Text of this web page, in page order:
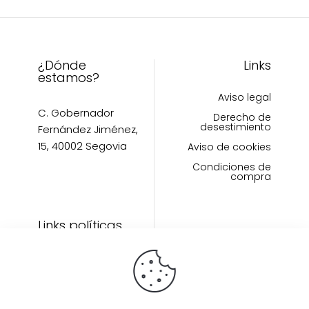
página
¿Dónde
estamos?
C. Gobernador
Fernández Jiménez,
15, 40002 Segovia
Links
Aviso legal
Derecho de
desestimiento
Aviso de cookies
Condiciones de
compra
Links políticas
Inicio
Artículos